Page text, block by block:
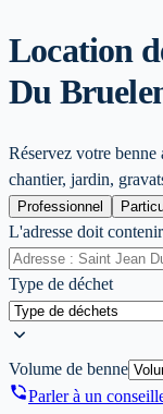
Location
Du Bruel
Réservez votre benne
chantier, jardin,
Professionnel
L'adresse doit
Type de déchet
Volume de benne
Parler à un